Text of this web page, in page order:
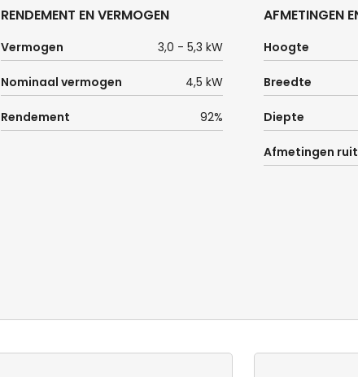
RENDEMENT EN VERMOGEN
Vermogen 3,0 - 5,3 kW
Nominaal vermogen 4,5 kW
Rendement 92%
AFMETINGEN
Hoogte
Breedte
Diepte
Afmetingen ruit